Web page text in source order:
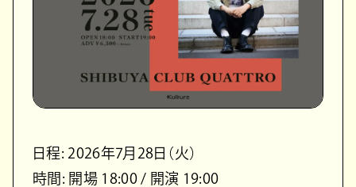
日程: 2026年7月28日（火）
時間: 開場 18:00 / 開演 19:00